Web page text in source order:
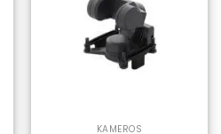
KAMEROS